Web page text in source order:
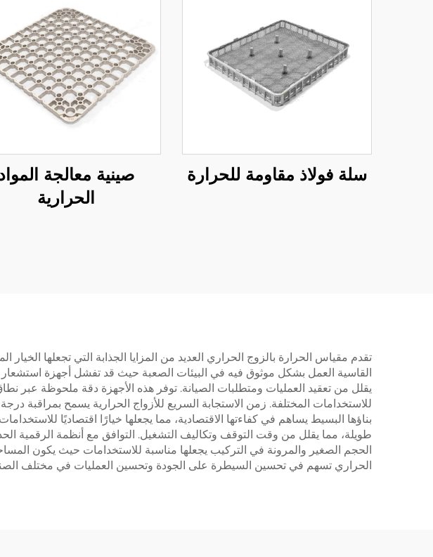
سلة فولاذ مقاومة للحرارة
صينية معالجة
الحرارية
تقدم مقياس الحرارة بالزوج الحراري العديد من المزايا الجذابة التي تجعلها
القاسية العمل بشكل موثوق فيه في البيئات الصعبة حيث قد تفشل أجهزة استشعار
للاستخدامات المختلفة. زمن الاستجابة السريع للأزواج الحرارية يسمح بمراقبة
بناؤها البسيط يساهم في كفاءتها الاقتصادية، مما يجعلها خيارًا اقتصاديًا
طويلة، مما يقلل من وقت التوقف وتكاليف التشغيل. التوافق مع أنظمة الرقمية
الحجم الصغير والمرونة في التركيب يجعلها مناسبة للاستخدامات حيث يكون
الحراري تسهم في تحسين السيطرة على الجودة وتحسين العمليات في مختلف